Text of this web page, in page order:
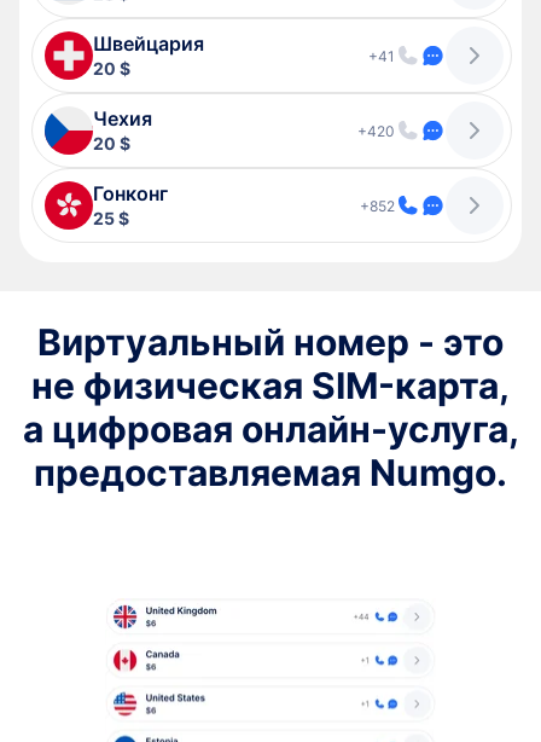
Швейцария
20 $
+41
Чехия
20 $
+420
Гонконг
25 $
+852
Виртуальный номер - это
не физическая SIM-карта,
а цифровая онлайн-услуга,
предоставляемая Numgo.